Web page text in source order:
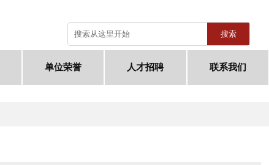
搜索
单位荣誉 人才招聘 联系我们